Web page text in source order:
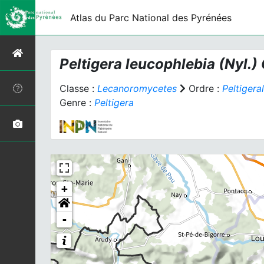
Atlas du Parc National des Pyrénées
Peltigera leucophlebia (Nyl.)
Classe : Lecanoromycetes Ordre :
Genre : Peltigera
+
-